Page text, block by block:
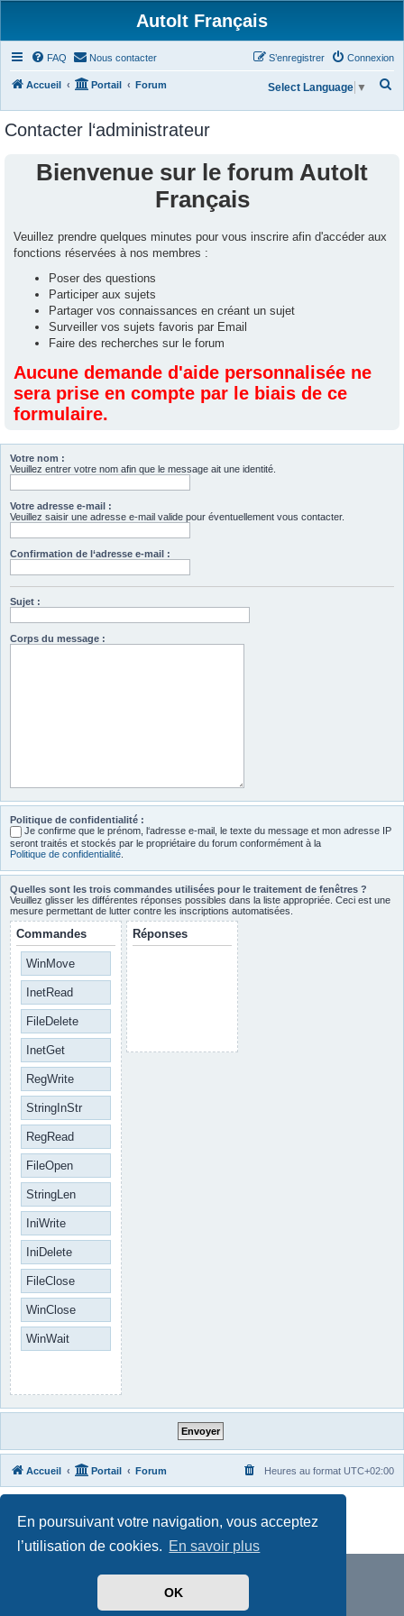
En poursuivant votre navigation, vous acceptez
l’utilisation de cookies. En savoir plus
OK
AutoIt Français
FAQ Nous contacter Connexion
S’enregistrer
Accueil Portail Forum Select Language ▼
Contacter l‘administrateur
Bienvenue sur le forum AutoIt
Français
Veuillez prendre quelques minutes pour vous inscrire afin d'accéder aux
fonctions réservées à nos membres :
Poser des questions
Participer aux sujets
Partager vos connaissances en créant un sujet
Surveiller vos sujets favoris par Email
Faire des recherches sur le forum
Aucune demande d'aide personnalisée ne
sera prise en compte par le biais de ce
formulaire.
Votre nom :
Veuillez entrer votre nom afin que le message ait une identité.
Votre adresse e-mail :
Veuillez saisir une adresse e-mail valide pour éventuellement vous contacter.
Confirmation de l‘adresse e-mail :
Sujet :
Corps du message :
Politique de confidentialité :
Je confirme que le prénom, l‘adresse e-mail, le texte du message et mon adresse IP
seront traités et stockés par le propriétaire du forum conformément à la
Politique de confidentialité
Quelles sont les trois commandes utilisées pour le traitement de fenêtres ?
Veuillez glisser les différentes réponses possibles dans la liste appropriée. Ceci est une
mesure permettant de lutter contre les inscriptions automatisées.
Commandes
WinMove
InetRead
FileDelete
InetGet
RegWrite
StringInStr
RegRead
FileOpen
StringLen
IniWrite
IniDelete
FileClose
WinClose
WinWait
Réponses
Accueil Portail Forum Heures au format UTC+02:00
Traduit parphpBB-fr.com